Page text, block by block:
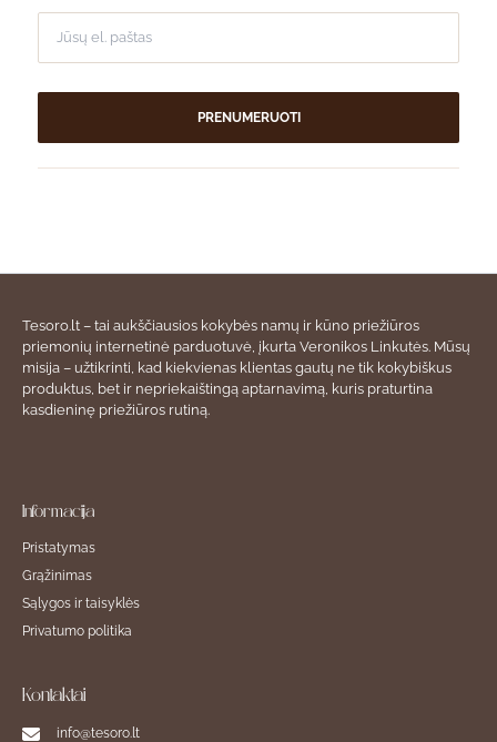
PRENUMERUOTI
Tesoro.lt – tai aukščiausios kokybės namų ir kūno priežiūros
priemonių internetinė parduotuvė, įkurta Veronikos Linkutės. Mūsų
misija – užtikrinti, kad kiekvienas klientas gautų ne tik kokybiškus
produktus, bet ir nepriekaištingą aptarnavimą, kuris praturtina
kasdieninę priežiūros rutiną.
Informacija
Pristatymas
Grąžinimas
Sąlygos ir taisyklės
Privatumo politika
Kontaktai
info@tesoro.lt